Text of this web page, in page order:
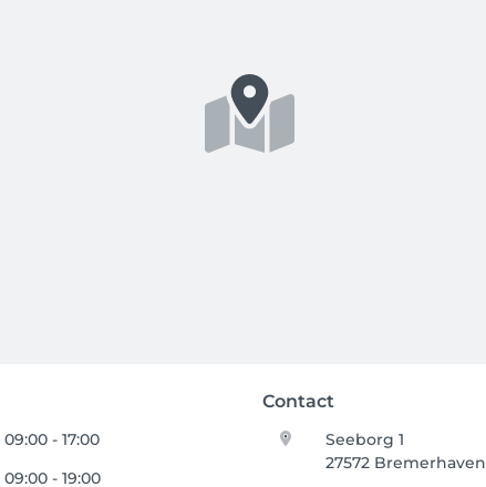
Contact
09:00 - 17:00
09:00 - 19:00
Seeborg 1
27572 Bremerhaven